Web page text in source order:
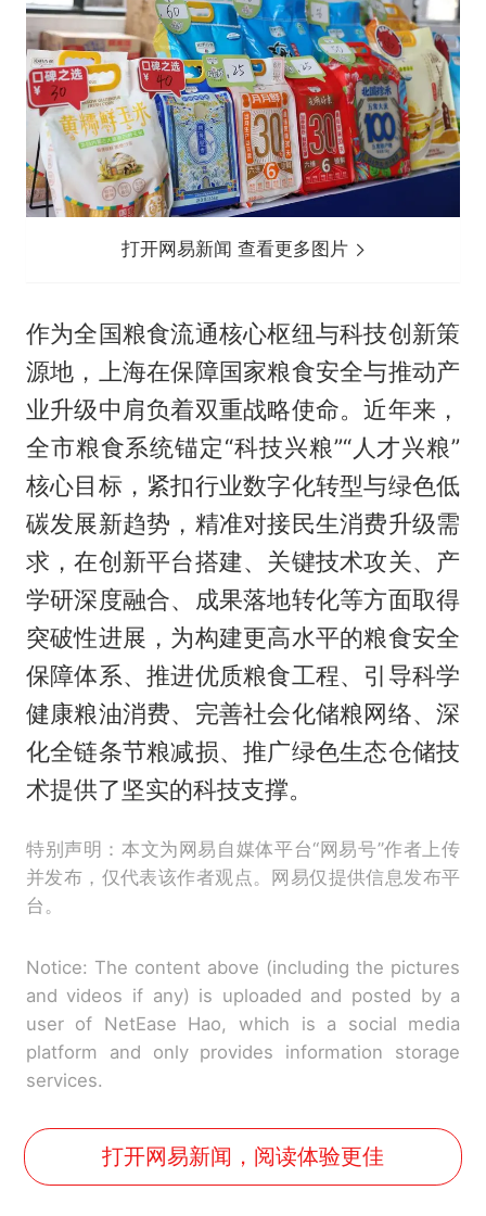
打开网易新闻 查看更多图片
作为全国粮食流通核心枢纽与科技创新策
源地，上海在保障国家粮食安全与推动产
业升级中肩负着双重战略使命。近年来，
全市粮食系统锚定“科技兴粮”“人才兴粮”
核心目标，紧扣行业数字化转型与绿色低
碳发展新趋势，精准对接民生消费升级需
求，在创新平台搭建、关键技术攻关、产
学研深度融合、成果落地转化等方面取得
突破性进展，为构建更高水平的粮食安全
保障体系、推进优质粮食工程、引导科学
健康粮油消费、完善社会化储粮网络、深
化全链条节粮减损、推广绿色生态仓储技
术提供了坚实的科技支撑。
特别声明：本文为网易自媒体平台“网易号”作者上传
并发布，仅代表该作者观点。网易仅提供信息发布平
台。
Notice: The content above (including the pictures
and videos if any) is uploaded and posted by a
user of NetEase Hao, which is a social media
platform and only provides information storage
services.
打开网易新闻，阅读体验更佳